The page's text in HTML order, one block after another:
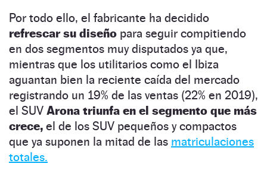
Por todo ello, el fabricante ha decidido
refrescar su diseño para seguir compitiendo
en dos segmentos muy disputados ya que,
mientras que los utilitarios como el Ibiza
aguantan bien la reciente caída del mercado
registrando un 19% de las ventas (22% en 2019),
el SUV Arona triunfa en el segmento que más
crece, el de los SUV pequeños y compactos
que ya suponen la mitad de las matriculaciones
totales.